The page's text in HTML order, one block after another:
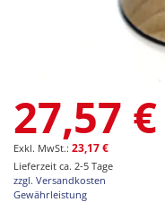
Anfang
der
Bildgalerie
springen
27,57 €
23,17 €
Lieferzeit ca. 2-5 Tage
zzgl. Versandkosten
Gewährleistung